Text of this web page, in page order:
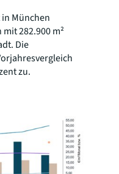
München
282.900 m²
Die
zu.